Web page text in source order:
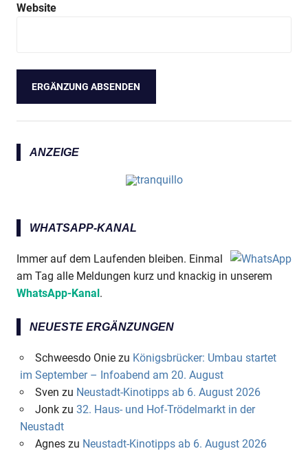
Website
ANZEIGE
WHATSAPP-KANAL
Immer auf dem Laufenden bleiben. Einmal
am Tag alle Meldungen kurz und knackig in unserem
WhatsApp-Kanal.
NEUESTE ERGÄNZUNGEN
Schweesdo Oniezu Königsbrücker: Umbau startet
im September – Infoabend am 20. August
Sven zu Neustadt-Kinotipps ab 6. August 2026
Jonkzu 32. Haus- und Hof-Trödelmarkt in der
Neustadt
Agneszu Neustadt-Kinotipps ab 6. August 2026